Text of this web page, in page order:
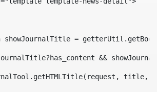
showJournalTitle =
&&